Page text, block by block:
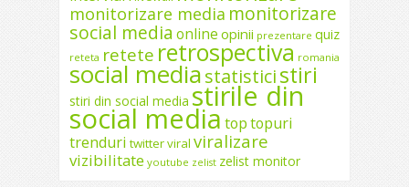
monitorizare media monitorizare
social media online opinii prezentare quiz
reteta retete retrospectiva romania
social mediastatisticistiri
stiri din social media stirile din
social media toptopuri
trenduri twitterviral viralizare
vizibilitate youtube zelist zelist monitor